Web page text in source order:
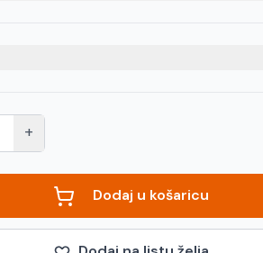
+
Dodaj u košaricu